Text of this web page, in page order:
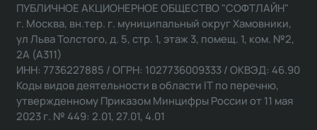
ПУБЛИЧНОЕ АКЦИОНЕРНОЕ ОБЩЕСТВО "СОФТЛАЙН"
г. Москва, вн.тер. г. муниципальный округ Хамовники,
ул Льва Толстого, д. 5, стр. 1, этаж 3, помещ. 1, ком. №2,
2А (А311)
ИНН: 7736227885 / ОГРН: 1027736009333 / ОКВЭД: 46.90
Коды видов деятельности в области IT по перечню,
утвержденному Приказом Минцифры России от 11 мая
2023 г. № 449: 2.01, 27.01, 4.01